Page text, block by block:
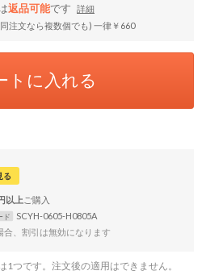
返品可能です
詳細
注文なら複数個でも) 一律￥660
トに入れる
る
以上
ド
SCYH-0605-H0805A
、割引は無効になります
つです。注文後の適用はできません。